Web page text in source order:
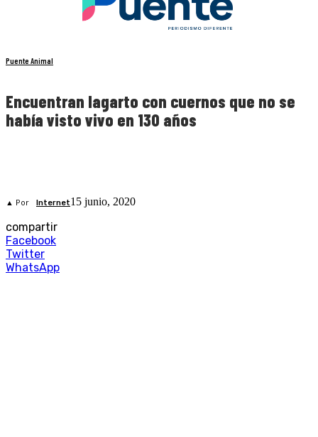
Puente Animal
Encuentran lagarto con cuernos que no se
había visto vivo en 130 años
▲ Por Internet15 junio, 2020
compartir
Facebook
Twitter
WhatsApp